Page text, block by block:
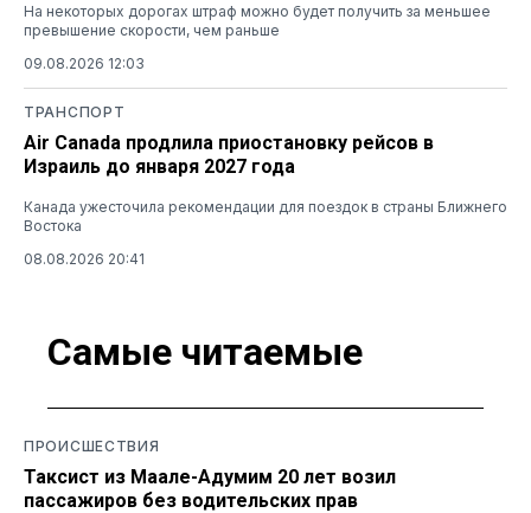
На некоторых дорогах штраф можно будет получить за меньшее
превышение скорости, чем раньше
09.08.2026 12:03
ТРАНСПОРТ
Air Canada продлила приостановку рейсов в
Израиль до января 2027 года
Канада ужесточила рекомендации для поездок в страны Ближнего
Востока
08.08.2026 20:41
Самые читаемые
ПРОИСШЕСТВИЯ
Таксист из Маале-Адумим 20 лет возил
пассажиров без водительских прав